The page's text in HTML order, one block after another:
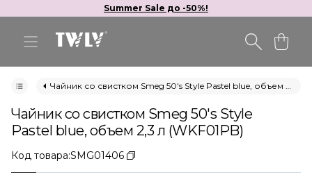
Summer Sale до -50%!
Чайник со свистком Smeg 50's Style Pastel blue, объем 2,3 л (WKF01PB)
Чайник со свистком Smeg 50's Style
Pastel blue, объем 2,3 л (WKF01PB)
Код товара:SMG01406